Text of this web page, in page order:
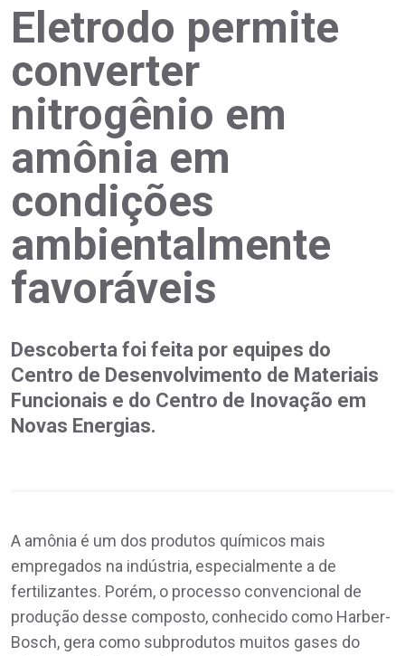
Eletrodo permite
converter
nitrogênio em
amônia em
condições
ambientalmente
favoráveis
Descoberta foi feita por equipes do
Centro de Desenvolvimento de Materiais
Funcionais e do Centro de Inovação em
Novas Energias.
A amônia é um dos produtos químicos mais
empregados na indústria, especialmente a de
fertilizantes. Porém, o processo convencional de
produção desse composto, conhecido como Harber-
Bosch, gera como subprodutos muitos gases do